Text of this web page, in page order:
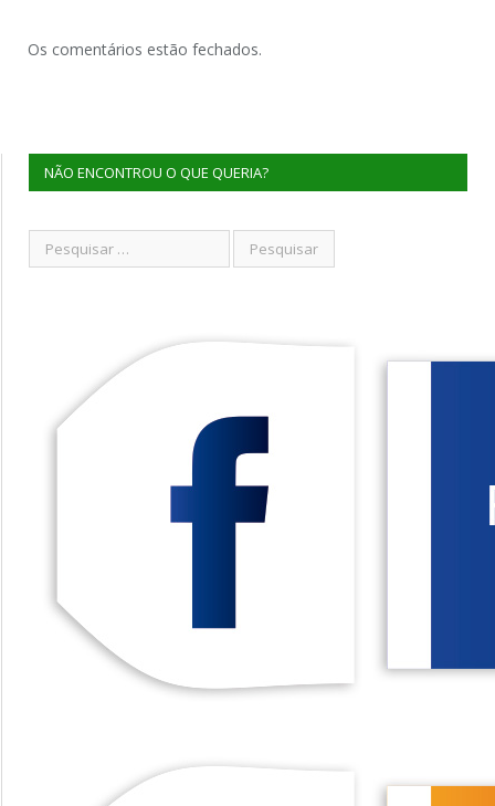
Os comentários estão fechados.
NÃO ENCONTROU O QUE QUERIA?